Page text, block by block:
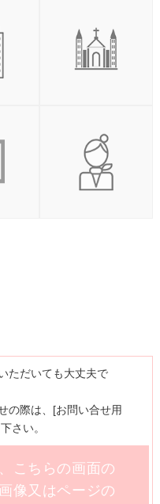
ただいても大丈夫で
の際は、[お問い合せ用
さい。
こちらの画面の
像又はページの